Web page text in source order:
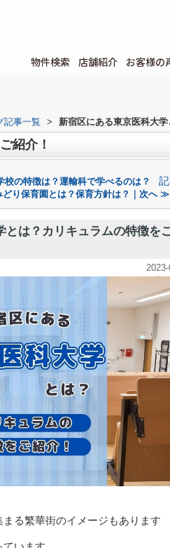
物件検索 店舗紹介 お客様の
記事一覧 > 新宿区にある東京医科大
紹介！
の特徴は？運輸科で学べるのは？
どり保育園とは？保育方針は？｜次へ ≫
とは？カリキュラムの特徴を
る繁華街のイメージもあります